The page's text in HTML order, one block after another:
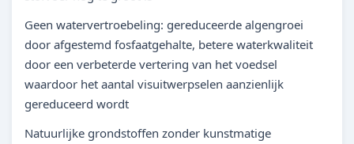
Geen watervertroebeling: gereduceerde algengroei
door afgestemd fosfaatgehalte, betere waterkwaliteit
door een verbeterde vertering van het voedsel
waardoor het aantal visuitwerpselen aanzienlijk
gereduceerd wordt
Natuurlijke grondstoffen zonder kunstmatige